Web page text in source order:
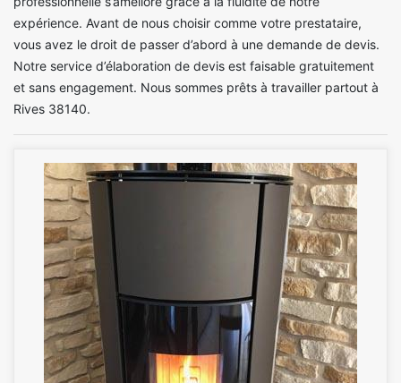
expérience. Avant de nous choisir comme votre prestataire,
vous avez le droit de passer d’abord à une demande de devis.
Notre service d’élaboration de devis est faisable gratuitement
et sans engagement. Nous sommes prêts à travailler partout à
Rives 38140.